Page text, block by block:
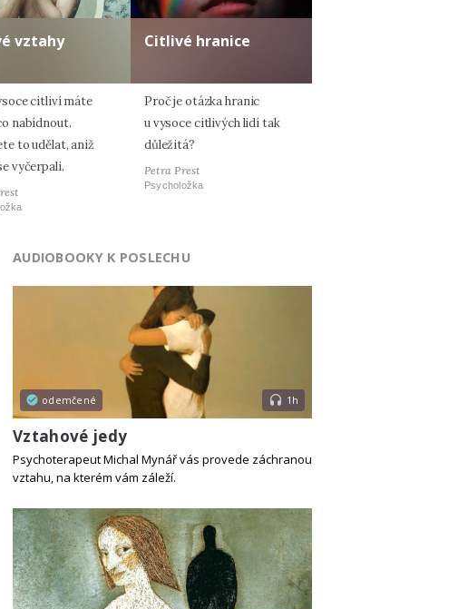
vztahy
citliví máte
nabídnout.
to udělat, aniž
vyčerpali.
Citlivé hranice
Proč je otázka hranic
u vysoce citlivých lidí tak
důležitá?
Petra Prest
Psycholožka
AUDIOBOOKY K POSLECHU
odemčené 1h
Vztahové jedy
Psychoterapeut Michal Mynář vás provede záchranou
vztahu, na kterém vám záleží.